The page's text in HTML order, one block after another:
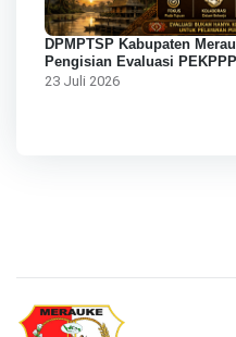
DPMPTSP Kabupaten
Pengisian Evaluasi
23 Juli 2026